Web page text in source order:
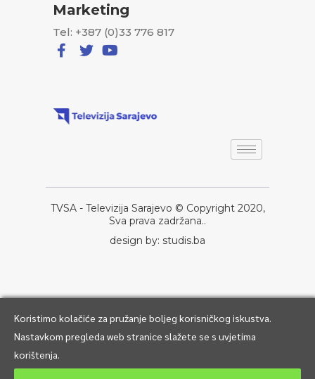
Marketing
Tel: +387 (0)33 776 817
TVSA - Televizija Sarajevo © Copyright 2020,
Sva prava zadržana..
design by: studis.ba
Koristimo kolačiće za pružanje boljeg korisničkog iskustva.
Nastavkom pregleda web stranice slažete se s uvjetima
korištenja.